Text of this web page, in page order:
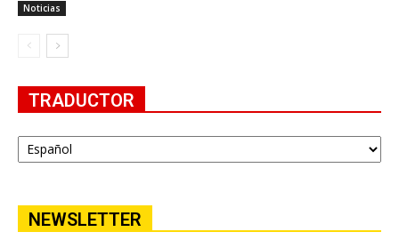
Noticias
TRADUCTOR
NEWSLETTER